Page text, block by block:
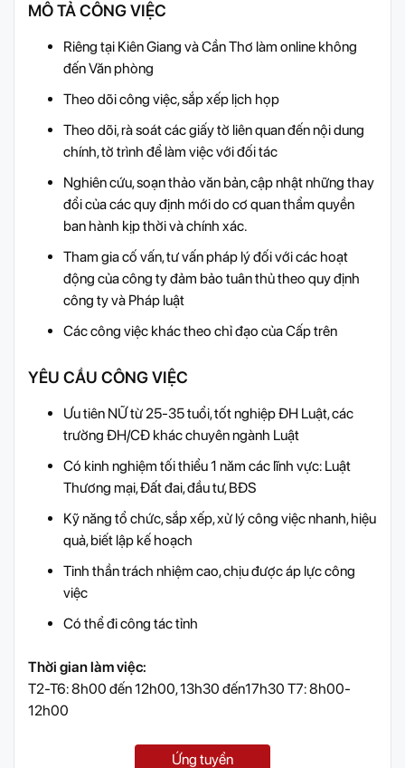
MÔ TẢ CÔNG VIỆC
Riêng tại Kiên Giang và Cần Thơ làm online không
đến Văn phòng
Theo dõi công việc, sắp xếp lịch họp
Theo dõi, rà soát các giấy tờ liên quan đến nội dung
chính, tờ trình để làm việc với đối tác
Nghiên cứu, soạn thảo văn bản, cập nhật những thay
đổi của các quy định mới do cơ quan thẩm quyền
ban hành kịp thời và chính xác.
Tham gia cố vấn, tư vấn pháp lý đối với các hoạt
động của công ty đảm bảo tuân thủ theo quy định
công ty và Pháp luật
Các công việc khác theo chỉ đạo của Cấp trên
YÊU CẦU CÔNG VIỆC
Ưu tiên NỮ từ 25-35 tuổi, tốt nghiệp ĐH Luật, các
trường ĐH/CĐ khác chuyên ngành Luật
Có kinh nghiệm tối thiểu 1 năm các lĩnh vực: Luật
Thương mại, Đất đai, đầu tư, BĐS
Kỹ năng tổ chức, sắp xếp, xử lý công việc nhanh, hiệu
quả, biết lập kế hoạch
Tinh thần trách nhiệm cao, chịu được áp lực công
việc
Có thể đi công tác tỉnh
Thời gian làm việc:
T2-T6: 8h00 đến 12h00, 13h30 đến17h30 T7: 8h00-
12h00
Ứng tuyển